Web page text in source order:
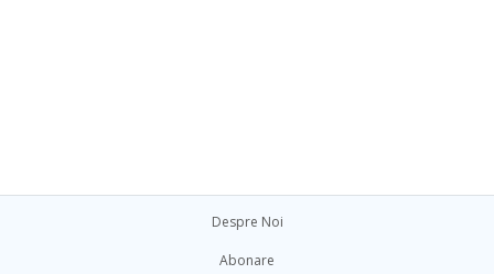
Despre Noi
Abonare